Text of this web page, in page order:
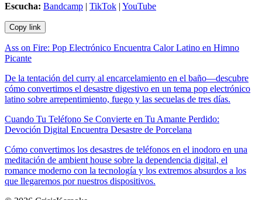
Escucha: Bandcamp | TikTok | YouTube
Copy link
Ass on Fire: Pop Electrónico Encuentra Calor Latino en Himno
Picante
De la tentación del curry al encarcelamiento en el baño—descubre
cómo convertimos el desastre digestivo en un tema pop electrónico
latino sobre arrepentimiento, fuego y las secuelas de tres días.
Cuando Tu Teléfono Se Convierte en Tu Amante Perdido:
Devoción Digital Encuentra Desastre de Porcelana
Cómo convertimos los desastres de teléfonos en el inodoro en una
meditación de ambient house sobre la dependencia digital, el
romance moderno con la tecnología y los extremos absurdos a los
que llegaremos por nuestros dispositivos.